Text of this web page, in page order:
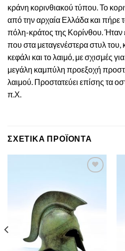
κράνη κορινθιακού τύπου. Το
από την αρχαία Ελλάδα και πήρε
πόλη-κράτος της Κορίνθου.
που στα μεταγενέστερα στυλ
κεφάλι και το λαιμό, με σχισμές
μεγάλη καμπύλη προεξοχή
λαιμού. Προστατεύει επίσης τα
π.Χ.
ΣΧΕΤΙΚΆ ΠΡΟΪΌΝΤΑ
Πρόσθεσε
στην λίστα
επιθυμιών